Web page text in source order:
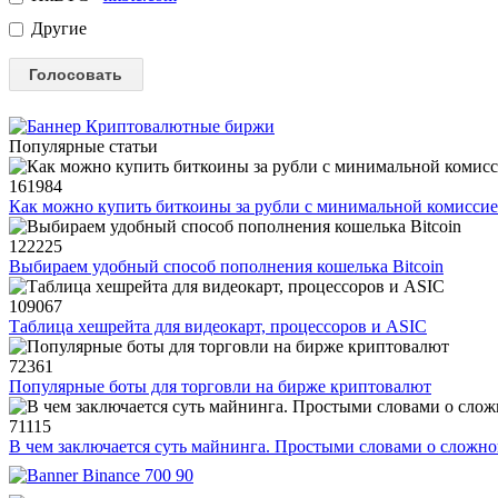
Другие
Популярные статьи
161984
Как можно купить биткоины за рубли с минимальной
122225
Выбираем удобный способ пополнения кошелька Bitcoin
109067
Таблица хешрейта для видеокарт, процессоров и ASIC
72361
Популярные боты для торговли на бирже криптовалют
71115
В чем заключается суть майнинга. Простыми словами о